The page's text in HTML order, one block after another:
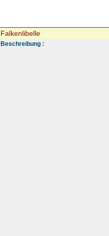
Falkenlibelle
Beschreibung :